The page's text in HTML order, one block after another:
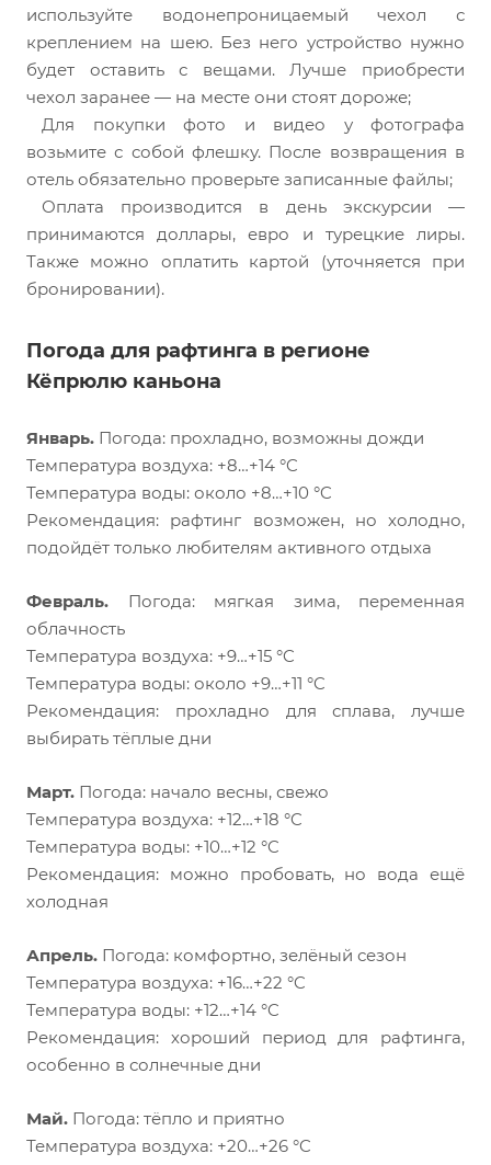
используйте водонепроницаемый чехол с
креплением на шею. Без него устройство нужно
будет оставить с вещами. Лучше приобрести
чехол заранее — на месте они стоят дороже;
Для покупки фото и видео у фотографа
возьмите с собой флешку. После возвращения в
отель обязательно проверьте записанные файлы;
Оплата производится в день экскурсии —
принимаются доллары, евро и турецкие лиры.
Также можно оплатить картой (уточняется при
бронировании).
Погода для рафтинга в регионе
Кёпрюлю каньона
Январь. Погода: прохладно, возможны дожди
Температура воздуха: +8…+14 °C
Температура воды: около +8…+10 °C
Рекомендация: рафтинг возможен, но холодно,
подойдёт только любителям активного отдыха
Февраль. Погода: мягкая зима, переменная
облачность
Температура воздуха: +9…+15 °C
Температура воды: около +9…+11 °C
Рекомендация: прохладно для сплава, лучше
выбирать тёплые дни
Март. Погода: начало весны, свежо
Температура воздуха: +12…+18 °C
Температура воды: +10…+12 °C
Рекомендация: можно пробовать, но вода ещё
холодная
Апрель. Погода: комфортно, зелёный сезон
Температура воздуха: +16…+22 °C
Температура воды: +12…+14 °C
Рекомендация: хороший период для рафтинга,
особенно в солнечные дни
Май. Погода: тёпло и приятно
Температура воздуха: +20…+26 °C